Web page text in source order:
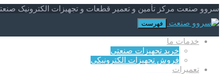
سروو صنعت مرکز تأمین و تعمیر قطعات و تجهیزات الکترونیک
فهرست
خدمات ما
خرید تجهیزات صنعتی
فروش تجهیزات الکترونیکی
تعمیرات